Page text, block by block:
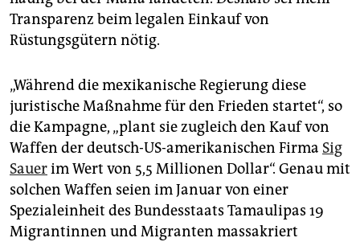
Transparenz beim legalen Einkauf von
Rüstungsgütern nötig.
„Während die mexikanische Regierung diese
juristische Maßnahme für den Frieden startet“, so
die Kampagne, „plant sie zugleich den Kauf von
Waffen der deutsch-US-amerikanischen Firma Sig
Sauerim Wert von 5,5 Millionen Dollar“. Genau mit
solchen Waffen seien im Januar von einer
Spezialeinheit des Bundesstaats Tamaulipas 19
Migrantinnen und Migranten massakriert